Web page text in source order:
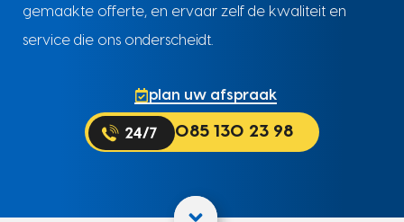
gemaakte offerte, en ervaar zelf de kwaliteit en
service die ons onderscheidt.
plan uw afspraak
085 130 23 98